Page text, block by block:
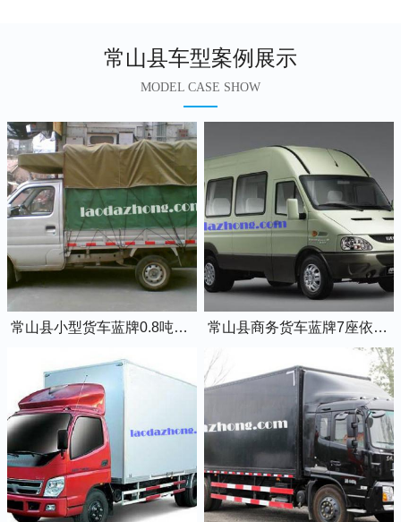
常山县车型案例展示
MODEL CASE SHOW
常山县小型货车蓝牌0.8吨小卡车 常山县商务货车蓝牌7座依维柯全顺车